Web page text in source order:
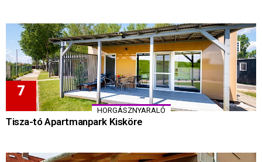
HORGÁSZNYARALÓ
Tisza-tó Apartmanpark Kisköre